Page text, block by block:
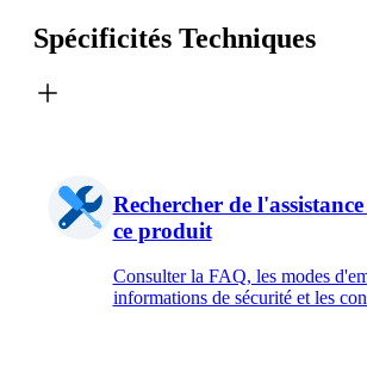
Spécificités Techniques
Rechercher de
ce produit
Consulter la FAQ, les modes
informations de sécurité et les